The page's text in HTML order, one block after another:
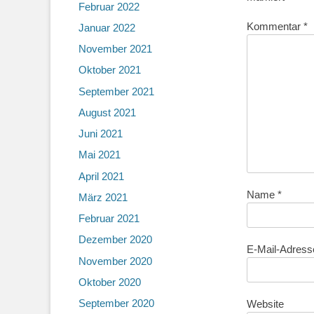
Kommentar *
Name *
E-Mail-
Website
Februar 2022
Januar 2022
November 2021
Oktober 2021
September 2021
August 2021
Juni 2021
Mai 2021
April 2021
März 2021
Februar 2021
Dezember 2020
November 2020
Oktober 2020
September 2020